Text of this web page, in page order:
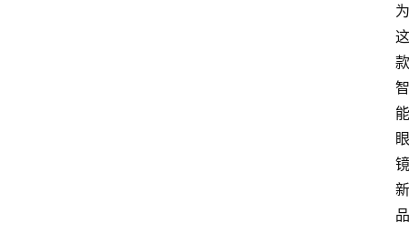
为
这
款
智
能
眼
镜
新
品